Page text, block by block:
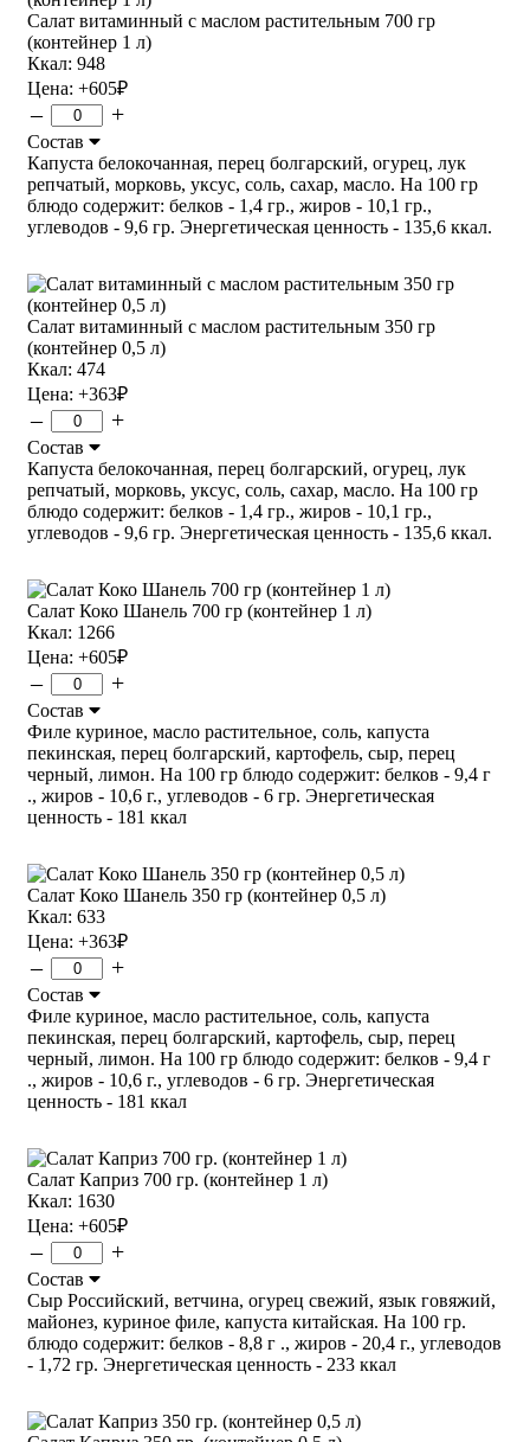
Салат витаминный с маслом растительным 700 гр
(контейнер 1 л)
Ккал: 948
Цена: +605₽
– +
Состав
Капуста белокочанная, перец болгарский, огурец, лук
репчатый, морковь, уксус, соль, сахар, масло. На 100 гр
блюдо содержит: белков - 1,4 гр., жиров - 10,1 гр.,
углеводов - 9,6 гр. Энергетическая ценность - 135,6 ккал.
Салат витаминный с маслом растительным 350 гр
(контейнер 0,5 л)
Ккал: 474
Цена: +363₽
– +
Состав
Капуста белокочанная, перец болгарский, огурец, лук
репчатый, морковь, уксус, соль, сахар, масло. На 100 гр
блюдо содержит: белков - 1,4 гр., жиров - 10,1 гр.,
углеводов - 9,6 гр. Энергетическая ценность - 135,6 ккал.
Салат Коко Шанель 700 гр (контейнер 1 л)
Ккал: 1266
Цена: +605₽
– +
Состав
Филе куриное, масло растительное, соль, капуста
пекинская, перец болгарский, картофель, сыр, перец
черный, лимон. На 100 гр блюдо содержит: белков - 9,4 г
., жиров - 10,6 г., углеводов - 6 гр. Энергетическая
ценность - 181 ккал
Салат Коко Шанель 350 гр (контейнер 0,5 л)
Ккал: 633
Цена: +363₽
– +
Состав
Филе куриное, масло растительное, соль, капуста
пекинская, перец болгарский, картофель, сыр, перец
черный, лимон. На 100 гр блюдо содержит: белков - 9,4 г
., жиров - 10,6 г., углеводов - 6 гр. Энергетическая
ценность - 181 ккал
Салат Каприз 700 гр. (контейнер 1 л)
Ккал: 1630
Цена: +605₽
– +
Состав
Сыр Российский, ветчина, огурец свежий, язык говяжий,
майонез, куриное филе, капуста китайская. На 100 гр.
блюдо содержит: белков - 8,8 г ., жиров - 20,4 г., углеводов
- 1,72 гр. Энергетическая ценность - 233 ккал